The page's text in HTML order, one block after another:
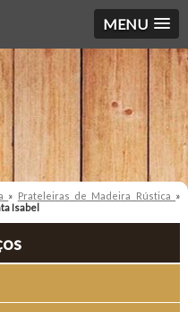
MENU
» Prateleiras de Madeira Rústica »
Isabel